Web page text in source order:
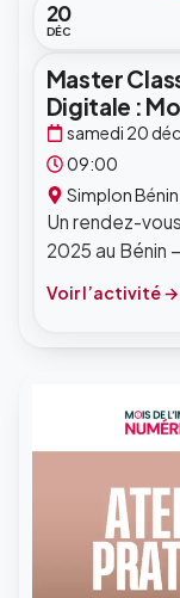
20
DÉC
Master
Digitale :
grâce aux
samedi 20
09:00
Simplon
Un rendez-
2025 au Bénin
Voir l’activité